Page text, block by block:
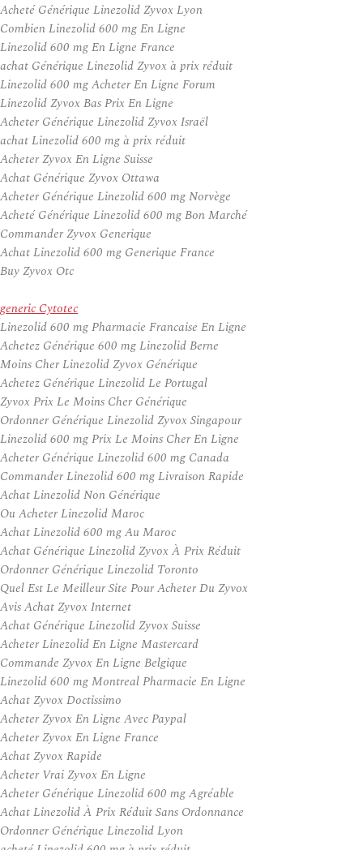
Acheté Générique Linezolid Zyvox Lyon
Combien Linezolid 600 mg En Ligne
Linezolid 600 mg En Ligne France
achat Générique Linezolid Zyvox à prix réduit
Linezolid 600 mg Acheter En Ligne Forum
Linezolid Zyvox Bas Prix En Ligne
Acheter Générique Linezolid Zyvox Israël
achat Linezolid 600 mg à prix réduit
Acheter Zyvox En Ligne Suisse
Achat Générique Zyvox Ottawa
Acheter Générique Linezolid 600 mg Norvège
Acheté Générique Linezolid 600 mg Bon Marché
Commander Zyvox Generique
Achat Linezolid 600 mg Generique France
Buy Zyvox Otc
generic Cytotec
Linezolid 600 mg Pharmacie Francaise En Ligne
Achetez Générique 600 mg Linezolid Berne
Moins Cher Linezolid Zyvox Générique
Achetez Générique Linezolid Le Portugal
Zyvox Prix Le Moins Cher Générique
Ordonner Générique Linezolid Zyvox Singapour
Linezolid 600 mg Prix Le Moins Cher En Ligne
Acheter Générique Linezolid 600 mg Canada
Commander Linezolid 600 mg Livraison Rapide
Achat Linezolid Non Générique
Ou Acheter Linezolid Maroc
Achat Linezolid 600 mg Au Maroc
Achat Générique Linezolid Zyvox À Prix Réduit
Ordonner Générique Linezolid Toronto
Quel Est Le Meilleur Site Pour Acheter Du Zyvox
Avis Achat Zyvox Internet
Achat Générique Linezolid Zyvox Suisse
Acheter Linezolid En Ligne Mastercard
Commande Zyvox En Ligne Belgique
Linezolid 600 mg Montreal Pharmacie En Ligne
Achat Zyvox Doctissimo
Acheter Zyvox En Ligne Avec Paypal
Acheter Zyvox En Ligne France
Achat Zyvox Rapide
Acheter Vrai Zyvox En Ligne
Acheter Générique Linezolid 600 mg Agréable
Achat Linezolid À Prix Réduit Sans Ordonnance
Ordonner Générique Linezolid Lyon